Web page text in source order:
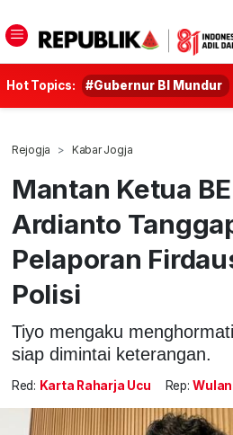
Hot Topics: #Gubernur BI Mundur
Rejogja Kabar Jogja
Mantan Ketua
Ardianto
Pelaporan
Polisi
Tiyo mengaku
siap dimintai keterangan.
Red: Karta Raharja Ucu Rep: